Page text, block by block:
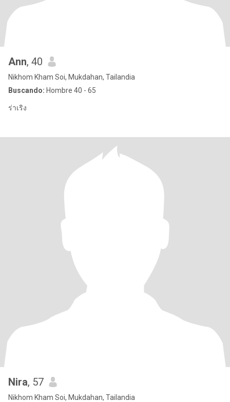
Ann, 40
Nikhom Kham Soi, Mukdahan, Tailandia
Buscando: Hombre 40 - 65
ร่าเริง
Nira, 57
Nikhom Kham Soi, Mukdahan, Tailandia